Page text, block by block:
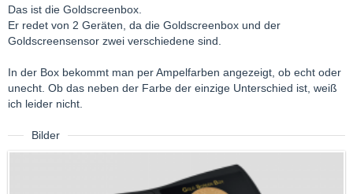
Das ist die Goldscreenbox.
Er redet von 2 Geräten, da die Goldscreenbox und der
Goldscreensensor zwei verschiedene sind.
In der Box bekommt man per Ampelfarben angezeigt, ob echt oder
unecht. Ob das neben der Farbe der einzige Unterschied ist, weiß
ich leider nicht.
Bilder